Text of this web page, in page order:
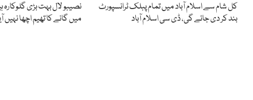
کل شام سے اسلام آباد میں تمام پبلک ٹرانسپورٹ
بند کر دی جائے گی، ڈی سی اسلام آباد
نصیبو لال بہت بڑی گلوکارہ
میں گانے کا تھیم اچھا نہیں